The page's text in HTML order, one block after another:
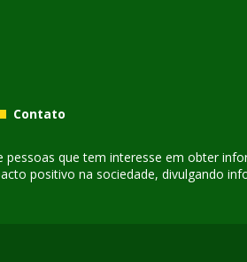
Contato
que tem interesse em obter
positivo na sociedade, divulgando